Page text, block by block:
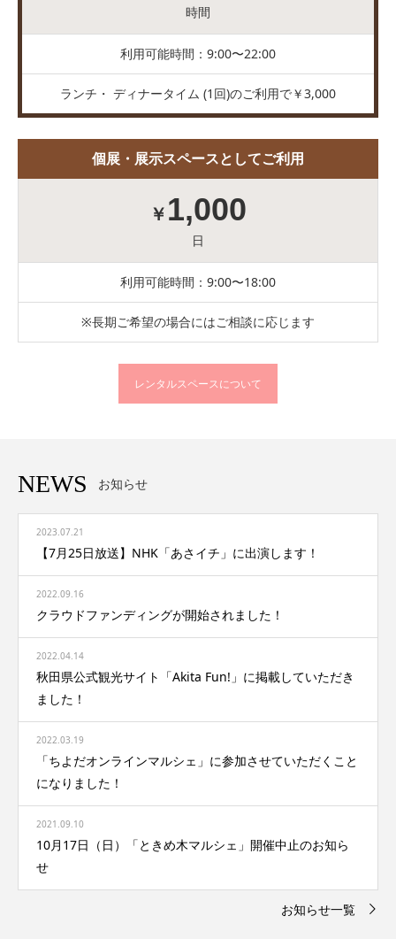
時間
利用可能時間：9:00〜22:00
ランチ・ ディナータイム (1回)のご利用で￥3,000
個展・展示スペースとしてご利用
￥ 1,000
日
利用可能時間：9:00〜18:00
※長期ご希望の場合にはご相談に応じます
レンタルスペースについて
NEWS お知らせ
2023.07.21
【7月25日放送】NHK「あさイチ」に出演します！
2022.09.16
クラウドファンディングが開始されました！
2022.04.14
秋田県公式観光サイト「Akita Fun!」に掲載していただき
ました！
2022.03.19
「ちよだオンラインマルシェ」に参加させていただくこと
になりました！
2021.09.10
10月17日（日）「ときめ木マルシェ」開催中止のお知ら
せ
お知らせ一覧